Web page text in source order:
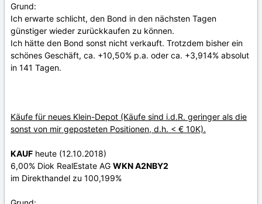
Grund:
Ich erwarte schlicht, den Bond in den nächsten Tagen
günstiger wieder zurückkaufen zu können.
Ich hätte den Bond sonst nicht verkauft. Trotzdem bisher ein
schönes Geschäft, ca. +10,50% p.a. oder ca. +3,914% absolut
in 141 Tagen.
Käufe für neues Klein-Depot (Käufe sind i.d.R. geringer als die
sonst von mir geposteten Positionen, d.h. < € 10K).
KAUF heute (12.10.2018)
6,00% Diok RealEstate AG WKN A2NBY2
im Direkthandel zu 100,199%